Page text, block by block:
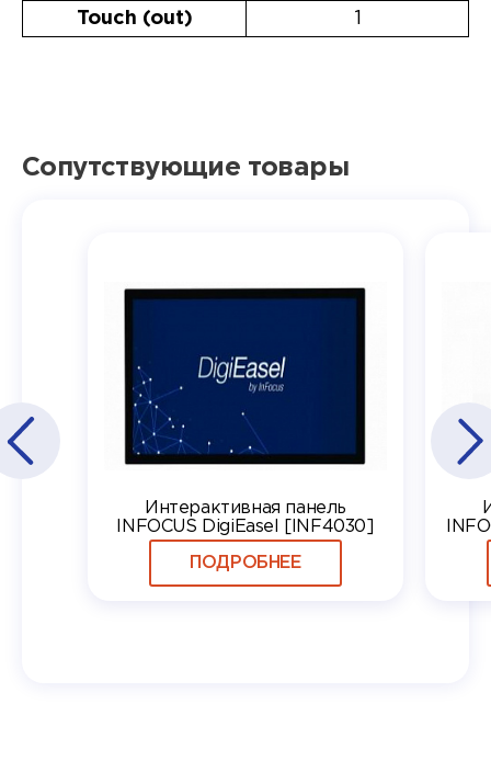
Touch (out) 1
Сопутствующие товары
Интерактивная панель
INFOCUS DigiEasel [INF4030]
ПОДРОБНЕЕ